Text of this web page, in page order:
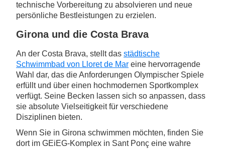
technische Vorbereitung zu absolvieren und neue
persönliche Bestleistungen zu erzielen.
Girona und die Costa Brava
An der Costa Brava, stellt das städtische
Schwimmbad von Lloret de Mar eine hervorragende
Wahl dar, das die Anforderungen Olympischer Spiele
erfüllt und über einen hochmodernen Sportkomplex
verfügt. Seine Becken lassen sich so anpassen, dass
sie absolute Vielseitigkeit für verschiedene
Disziplinen bieten.
Wenn Sie in Girona schwimmen möchten, finden Sie
dort im GEiEG-Komplex in Sant Ponç eine wahre